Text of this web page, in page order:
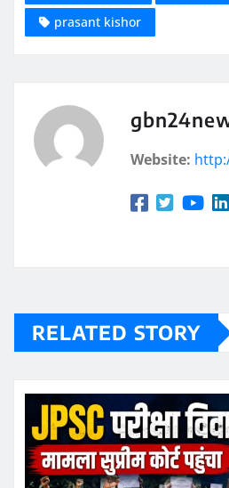
prasant kishor
Website:
RELATED STORY